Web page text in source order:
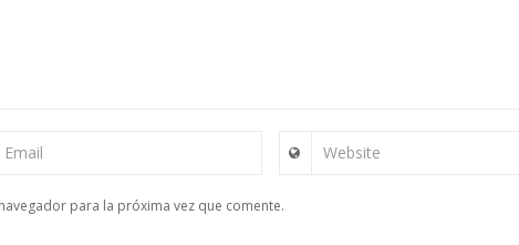
Email Website
para la próxima vez que comente.